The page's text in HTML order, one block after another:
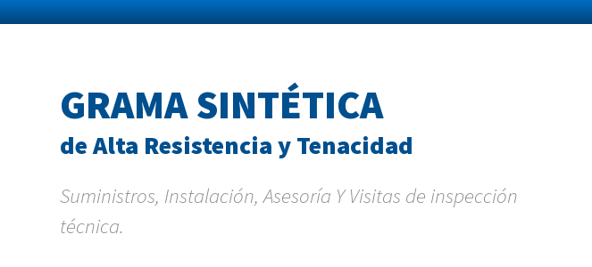
GRAMA SINTÉTICA
de Alta Resistencia y Tenacidad
Suministros, Instalación, Asesoría Y Visitas de inspección
técnica.